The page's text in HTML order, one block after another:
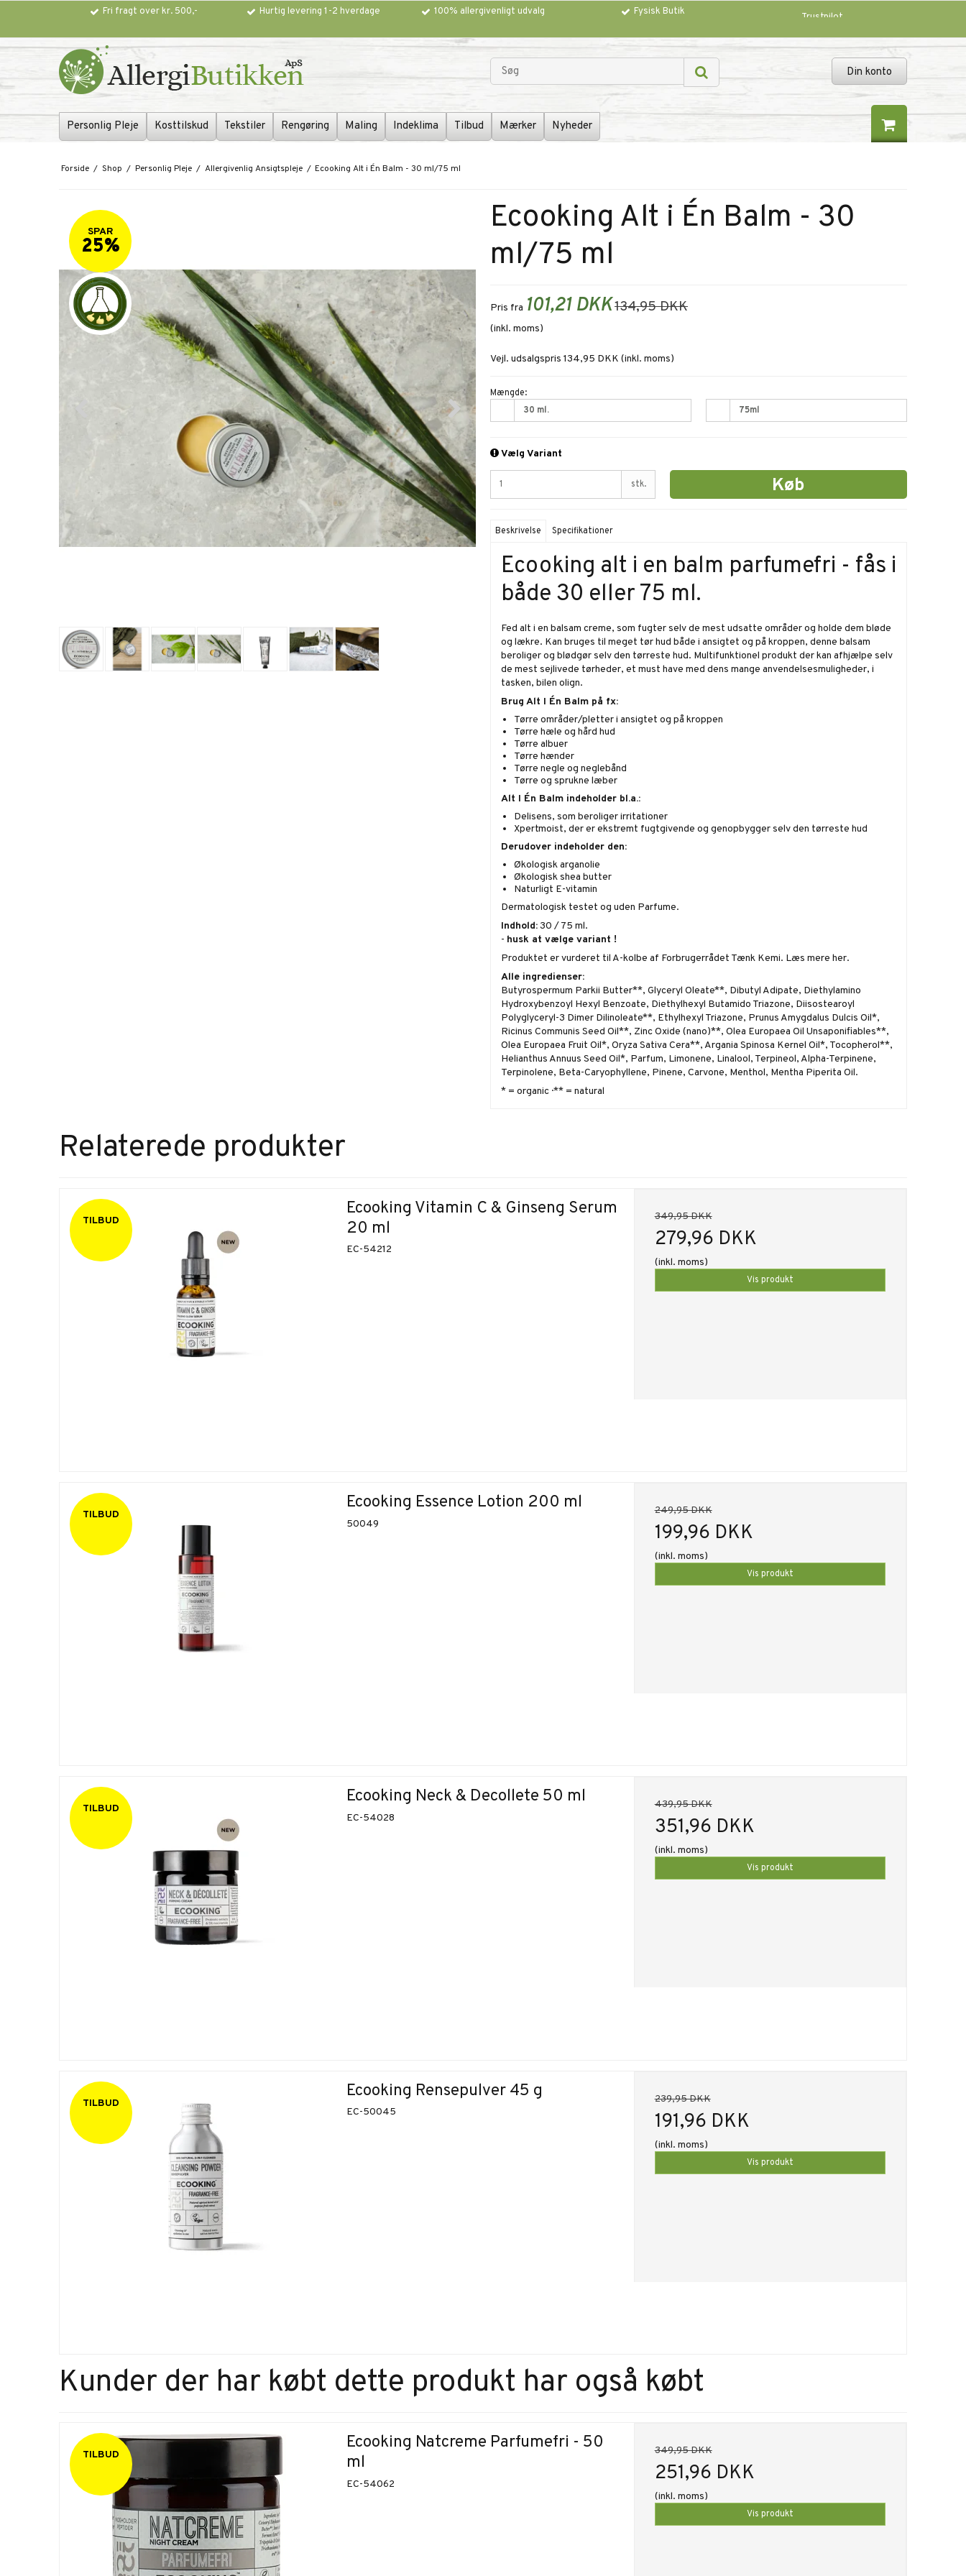
Fri fragt over kr. 500,- Hurtig levering 1-2 hverdage 100% allergivenligt udvalg Fysisk Butik Trustpilot
Din konto
Personlig Pleje Kosttilskud Tekstiler Rengøring Maling Indeklima Tilbud Mærker Nyheder
Forside / Shop / Personlig Pleje / Allergivenlig Ansigtspleje / Ecooking Alt i Én Balm - 30 ml/75 ml
SPAR
25%
Ecooking Alt i Én Balm - 30
ml/75 ml
Pris fra 101,21 DKK134,95 DKK
(inkl. moms)
Vejl. udsalgspris 134,95 DKK (inkl. moms)
Mængde:
30 ml.
75ml
Vælg Variant
stk. Køb
Beskrivelse Specifikationer
Ecooking alt i en balm parfumefri - fås i
både 30 eller 75 ml.
Fed alt i en balsam creme, som fugter selv de mest udsatte områder og holde dem bløde
og lækre. Kan bruges til meget tør hud både i ansigtet og på kroppen, denne balsam
beroliger og blødgør selv den tørreste hud. Multifunktionel produkt der kan afhjælpe selv
de mest sejlivede tørheder, et must have med dens mange anvendelsesmuligheder, i
tasken, bilen olign.
Brug Alt I Én Balm på fx:
Tørre områder/pletter i ansigtet og på kroppen
Tørre hæle og hård hud
Tørre albuer
Tørre hænder
Tørre negle og neglebånd
Tørre og sprukne læber
Alt I Én Balm indeholder bl.a.:
Delisens, som beroliger irritationer
Xpertmoist, der er ekstremt fugtgivende og genopbygger selv den tørreste hud
Derudover indeholder den:
Økologisk arganolie
Økologisk shea butter
Naturligt E-vitamin
Dermatologisk testet og uden Parfume.
Indhold:30 / 75 ml.
- husk at vælge variant !
Produktet er vurderet til A-kolbe af Forbrugerrådet Tænk Kemi. Læs mere her.
Alle ingredienser:
Butyrospermum Parkii Butter**, Glyceryl Oleate**, Dibutyl Adipate, Diethylamino
Hydroxybenzoyl Hexyl Benzoate, Diethylhexyl Butamido Triazone, Diisostearoyl
Polyglyceryl-3 Dimer Dilinoleate**, Ethylhexyl Triazone, Prunus Amygdalus Dulcis Oil*,
Ricinus Communis Seed Oil**, Zinc Oxide (nano)**, Olea Europaea Oil Unsaponifiables**,
Olea Europaea Fruit Oil*, Oryza Sativa Cera**, Argania Spinosa Kernel Oil*, Tocopherol**,
Helianthus Annuus Seed Oil*, Parfum, Limonene, Linalool, Terpineol, Alpha-Terpinene,
Terpinolene, Beta-Caryophyllene, Pinene, Carvone, Menthol, Mentha Piperita Oil.
* = organic · ** = natural
Relaterede produkter
TILBUD
Ecooking Vitamin C & Ginseng Serum
20 ml
EC-54212
349,95 DKK
279,96 DKK
(inkl. moms)
Vis produkt
TILBUD
Ecooking Essence Lotion 200 ml
50049
249,95 DKK
199,96 DKK
(inkl. moms)
Vis produkt
TILBUD
Ecooking Neck & Decollete 50 ml
EC-54028
439,95 DKK
351,96 DKK
(inkl. moms)
Vis produkt
TILBUD
Ecooking Rensepulver 45 g
EC-50045
239,95 DKK
191,96 DKK
(inkl. moms)
Vis produkt
Kunder der har købt dette produkt har også købt
TILBUD
Ecooking Natcreme Parfumefri - 50
ml
EC-54062
349,95 DKK
251,96 DKK
(inkl. moms)
Vis produkt